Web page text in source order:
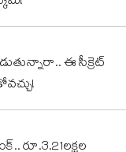
ఈ సీక్రెట్